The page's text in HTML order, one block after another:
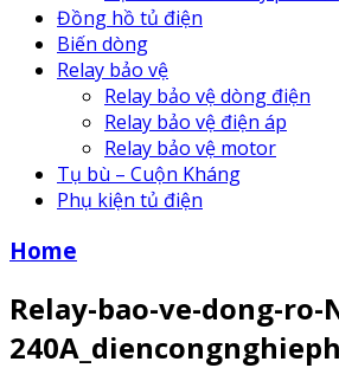
Đồng hồ tủ điện
Biến dòng
Relay bảo vệ
Relay bảo vệ dòng điện
Relay bảo vệ điện áp
Relay bảo vệ motor
Tụ bù – Cuộn Kháng
Phụ kiện tủ điện
Home
Relay-bao-ve-dong-ro-